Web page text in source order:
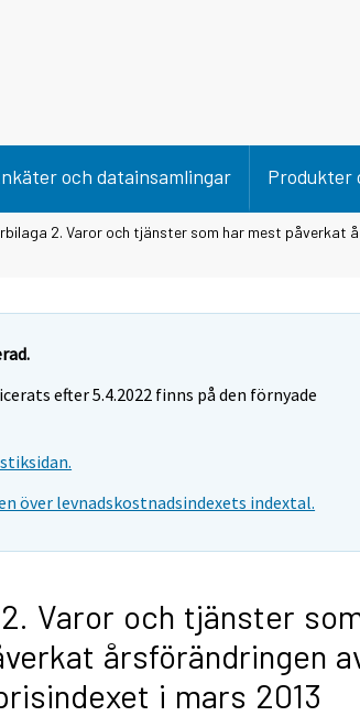
och datainsamlingar Produkter
2. Varor och tjänster som har mest påverkat
efter 5.4.2022 finns på den förnyade
över levnadskostnadsindexets indextal.
Varor och tjänster
årsförändringen
i mars 2013